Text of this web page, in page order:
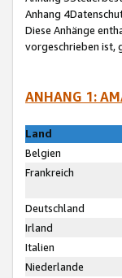
Anhang
Diese Anhänge
vorgeschrieben ist,
ANHANG 1:
Land
Belgien
Frankreich
Deutschland
Irland
Italien
Niederlande